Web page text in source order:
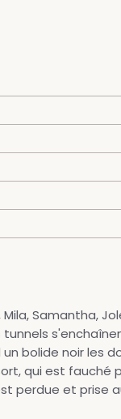
Samantha,
bolide noir les
qui est fauché
perdue et prise